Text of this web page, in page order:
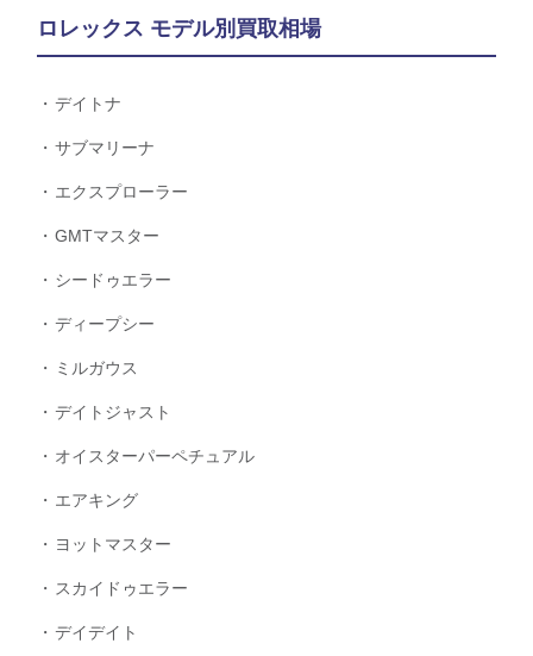
ロレックス モデル別買取相場
デイトナ
サブマリーナ
エクスプローラー
GMTマスター
シードゥエラー
ディープシー
ミルガウス
デイトジャスト
オイスターパーペチュアル
エアキング
ヨットマスター
スカイドゥエラー
デイデイト